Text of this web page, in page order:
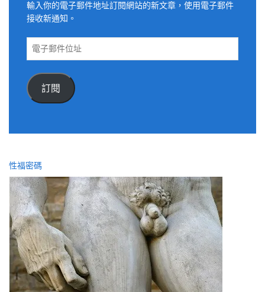
輸入你的電子郵件地址訂閱網站的新文章，使用電子郵件
接收新通知。
電
件
位
訂閱
性福密碼